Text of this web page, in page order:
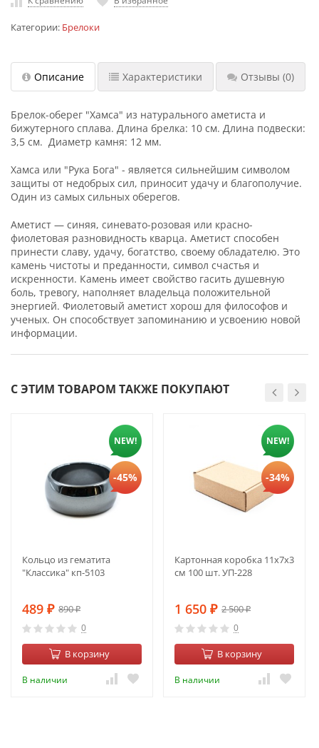
Категории: Брелоки
Описание Характеристики Отзывы (0)
Брелок-оберег "Хамса" из натурального аметиста и
бижутерного сплава. Длина брелка: 10 см. Длина подвески:
3,5 см. Диаметр камня: 12 мм.
Хамса или "Рука Бога" - является сильнейшим символом
защиты от недобрых сил, приносит удачу и благополучие.
Один из самых сильных оберегов.
Аметист — синяя, синевато-розовая или красно-
фиолетовая разновидность кварца. Аметист способен
принести славу, удачу, богатство, своему обладателю. Это
камень чистоты и преданности, символ счастья и
искренности. Камень имеет свойство гасить душевную
боль, тревогу, наполняет владельца положительной
энергией. Фиолетовый аметист хорош для философов и
ученых. Он способствует запоминанию и усвоению новой
информации.
С ЭТИМ ТОВАРОМ ТАКЖЕ ПОКУПАЮТ
NEW!
-45%
Кольцо из гематита
"Классика" кп-5103
489 ₽ 890₽
0
В корзину
В наличии
NEW!
-34%
Картонная коробка 11х7х3
см 100 шт. УП-228
1 650 ₽ 2 500₽
0
В корзину
В наличии